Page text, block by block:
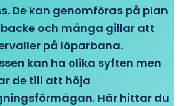
De kan genomföras på plan
backe och många gillar att
på löparbana.
kan ha olika syften men
de till att höja
Här hittar du